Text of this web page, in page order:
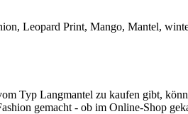
Leopard Print, Mango, Mantel,
Typ Langmantel zu kaufen gibt,
gemacht - ob im Online-Shop